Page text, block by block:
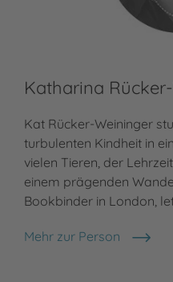
Katharina
Kat Rücker-Weininger
turbulenten Kindheit in
vielen Tieren, der
einem prägenden
Bookbinder in London,
Mehr zur Person
Katharina Rücker-